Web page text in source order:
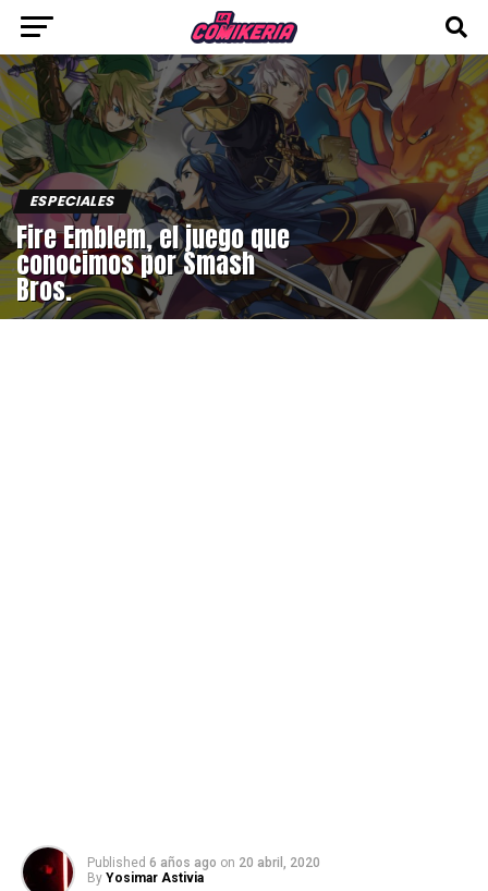
ESPECIALES
Fire Emblem, el juego que
conocimos por Smash
Bros.
Published 6 años ago on 20 abril, 2020
By Yosimar Astivia